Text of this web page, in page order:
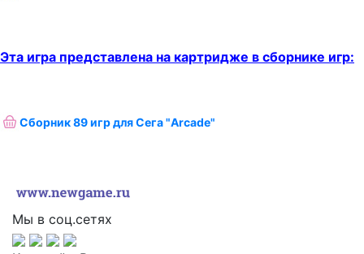
Эта игра представлена на картридже в сборнике игр:
Сборник 89 игр для Сега "Arcade"
Мы в соц.сетях